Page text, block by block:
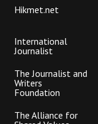
Hikmet.net
International
Journalist
The Journalist and
Writers
Foundation
The Alliance for